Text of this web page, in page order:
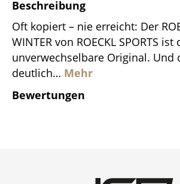
Beschreibung
Oft kopiert – nie erreicht: Der
WINTER von ROECKL SPORTS ist
unverwechselbare Original. Und
deutlich… Mehr
Bewertungen